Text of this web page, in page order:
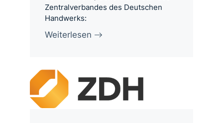
Zentralverbandes des Deutschen
Handwerks:
Weiterlesen